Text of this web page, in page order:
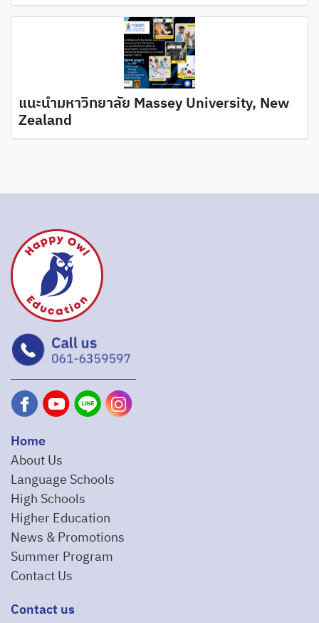
แนะนำมหาวิทยาลัย Massey University, New
Zealand
Home
About Us
Language Schools
High Schools
Higher Education
News & Promotions
Summer Program
Contact Us
Contact us